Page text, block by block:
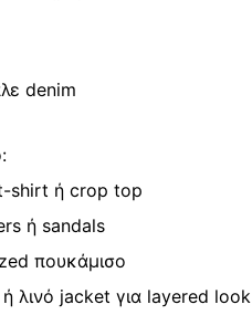
denim
ή crop top
ή sandals
πουκάμισο
λινό jacket για layered look